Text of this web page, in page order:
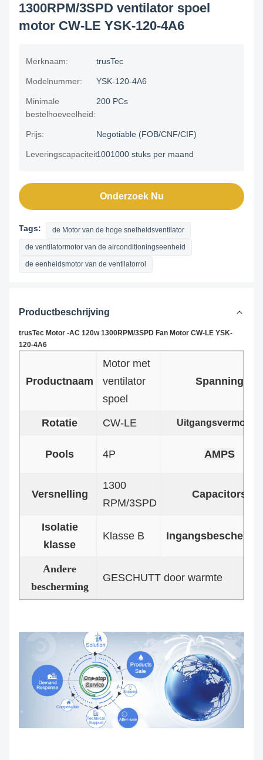
1300RPM/3SPD ventilator spoel
motor CW-LE YSK-120-4A6
Merknaam: trusTec
Modelnummer: YSK-120-4A6
Minimale
bestelhoeveelheid:
200 PCs
Prijs: Negotiable (FOB/CNF/CIF)
Leveringscapaciteit:1001000 stuks per maand
Onderzoek Nu
Tags: de Motor van de hoge snelheidsventilator
de ventilatormotor van de airconditioningseenheid
de eenheidsmotor van de ventilatorrol
Productbeschrijving
trusTec Motor -AC 120w 1300RPM/3SPD Fan Motor CW-LE YSK-
120-4A6
Productnaam
Motor met
ventilator
spoel
Spanning
Rotatie CW-LE Uitgangsvermogen
Pools 4P AMPS
Versnelling
1300
RPM/3SPD
Capacitors
Isolatie
klasse
Klasse B
Andere
bescherming
GESCHUTT door warmte